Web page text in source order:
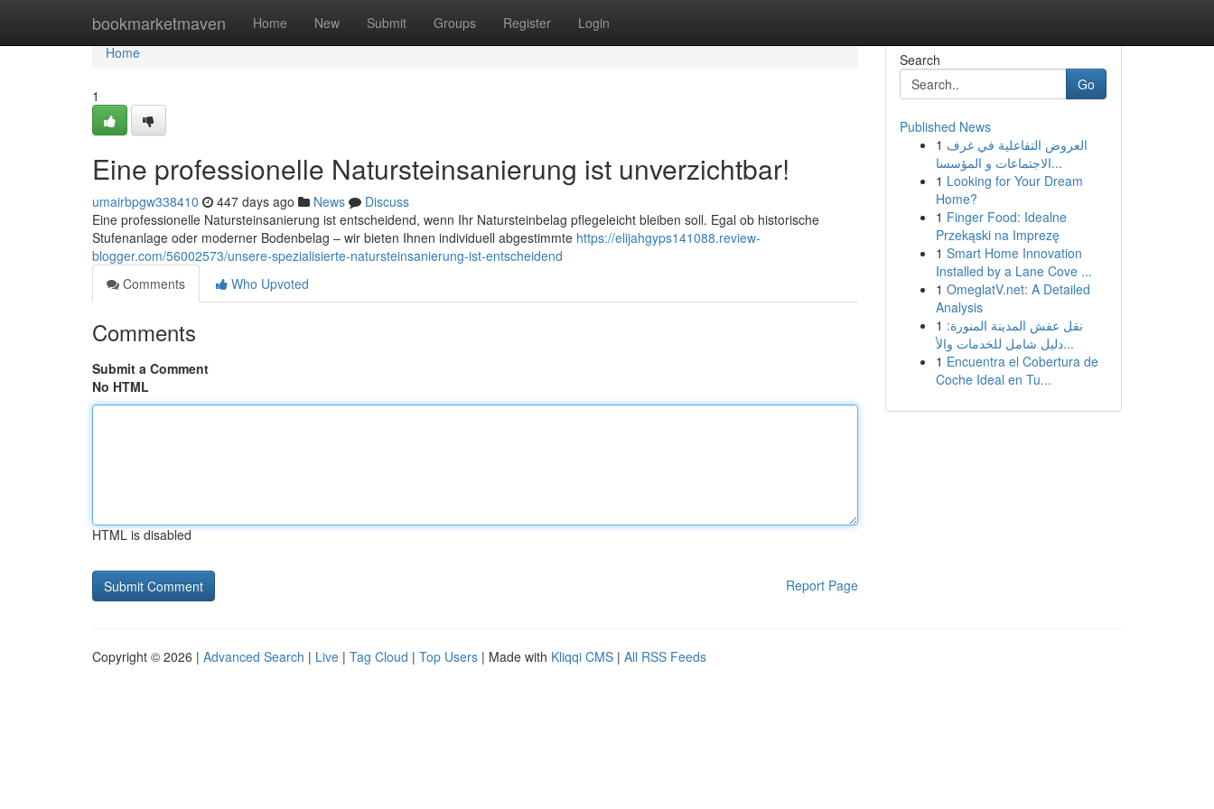
bookmarketmaven Home New Submit Groups Register Login
Home
Home
1
Eine professionelle Natursteinsanierung ist unverzichtbar!
umairbpgw338410 447 days ago News
Discuss
Eine professionelle Natursteinsanierung ist entscheidend, wenn Ihr Natursteinbelag pflegeleicht bleiben soll. Egal ob historische
Stufenanlage oder moderner Bodenbelag – wir bieten Ihnen individuell abgestimmte https://elijahgyps141088.review-
blogger.com/56002573/unsere-spezialisierte-natursteinsanierung-ist-entscheidend
Comments
Who Upvoted
Comments
Submit a Comment
No HTML
HTML is disabled
Report Page
Search
Go
Published News
1 العروض التفاعلية في غرف
الاجتماعات و المؤسسا...
1 Looking for Your Dream
Home?
1 Finger Food: Idealne
Przekąski na Imprezę
1 Smart Home Innovation
Installed by a Lane Cove ...
1 OmeglatV.net: A Detailed
Analysis
1 نقل عفش المدينة المنورة:
دليل شامل للخدمات والأ...
1 Encuentra el Cobertura de
Coche Ideal en Tu...
Copyright © 2026 | Advanced Search | Live | Tag Cloud | Top Users | Made with Kliqqi CMS | All RSS Feeds